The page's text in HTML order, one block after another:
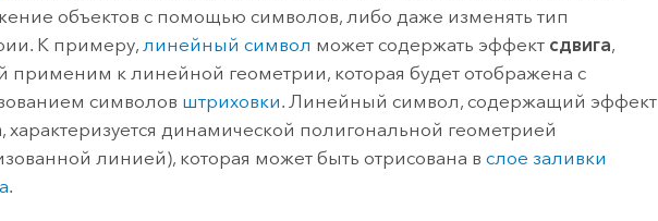
объектов с помощью символов, либо даже изменять тип
К примеру, линейный символ может содержать эффект сдвига,
применим к линейной геометрии, которая будет отображена с
символов штриховки. Линейный символ, содержащий эффект
, характеризуется динамической полигональной геометрией
линией), которая может быть отрисована вслое заливки
.